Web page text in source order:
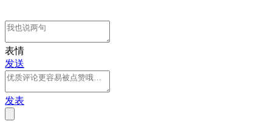
表情
发送
发表